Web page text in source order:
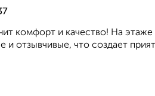
комфорт и качество! На этаже
отзывчивые, что создает